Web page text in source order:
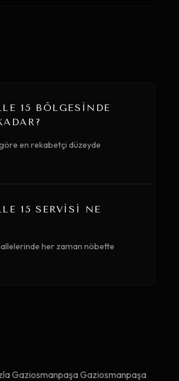
15 BÖLGESINDE
en rekabetçi düzeyde
15 SERVISI NE
her zaman nöbette
Gaziosmanpaşa Gaziosmanpaşa